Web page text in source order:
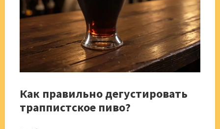
Как правильно дегустировать
траппистское пиво?